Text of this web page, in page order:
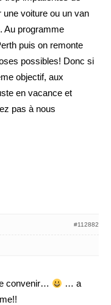
voiture ou un van
Au programme
puis on remonte
possibles! Donc si
objectif, aux
en vacance et
pas à nous
#112882
convenir…
… a